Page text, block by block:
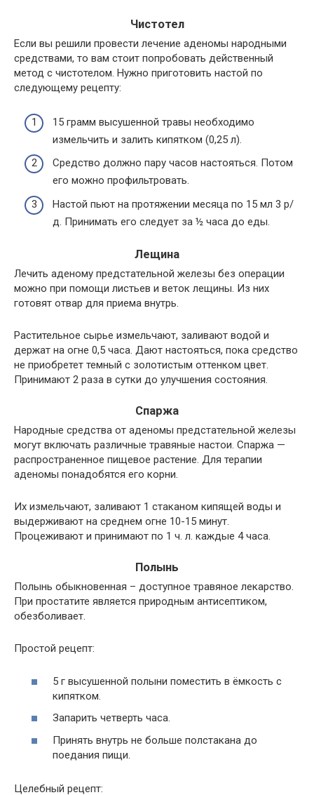
Чистотел
Если вы решили провести лечение аденомы народными
средствами, то вам стоит попробовать действенный
метод с чистотелом. Нужно приготовить настой по
следующему рецепту:
15 грамм высушенной травы необходимо
измельчить и залить кипятком (0,25 л).
Средство должно пару часов настояться. Потом
его можно профильтровать.
Настой пьют на протяжении месяца по 15 мл 3 р/
д. Принимать его следует за ½ часа до еды.
Лещина
Лечить аденому предстательной железы без операции
можно при помощи листьев и веток лещины. Из них
готовят отвар для приема внутрь.
Растительное сырье измельчают, заливают водой и
держат на огне 0,5 часа. Дают настояться, пока средство
не приобретет темный с золотистым оттенком цвет.
Принимают 2 раза в сутки до улучшения состояния.
Спаржа
Народные средства от аденомы предстательной железы
могут включать различные травяные настои. Спаржа —
распространенное пищевое растение. Для терапии
аденомы понадобятся его корни.
Их измельчают, заливают 1 стаканом кипящей воды и
выдерживают на среднем огне 10-15 минут.
Процеживают и принимают по 1 ч. л. каждые 4 часа.
Полынь
Полынь обыкновенная – доступное травяное лекарство.
При простатите является природным антисептиком,
обезболивает.
Простой рецепт:
5 г высушенной полыни поместить в ёмкость с
кипятком.
Запарить четверть часа.
Принять внутрь не больше полстакана до
поедания пищи.
Целебный рецепт: